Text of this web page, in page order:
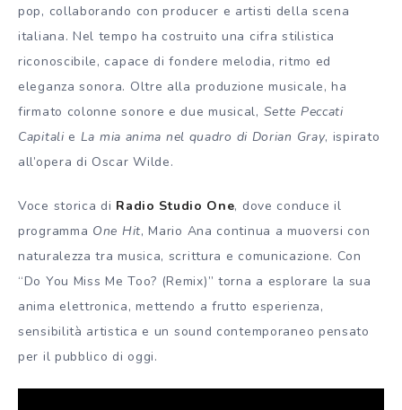
pop, collaborando con producer e artisti della scena
italiana. Nel tempo ha costruito una cifra stilistica
riconoscibile, capace di fondere melodia, ritmo ed
eleganza sonora. Oltre alla produzione musicale, ha
firmato colonne sonore e due musical, Sette Peccati
Capitali e La mia anima nel quadro di Dorian Gray, ispirato
all’opera di Oscar Wilde.
Voce storica di Radio Studio One, dove conduce il
programma One Hit, Mario Ana continua a muoversi con
naturalezza tra musica, scrittura e comunicazione. Con
“Do You Miss Me Too? (Remix)” torna a esplorare la sua
anima elettronica, mettendo a frutto esperienza,
sensibilità artistica e un sound contemporaneo pensato
per il pubblico di oggi.